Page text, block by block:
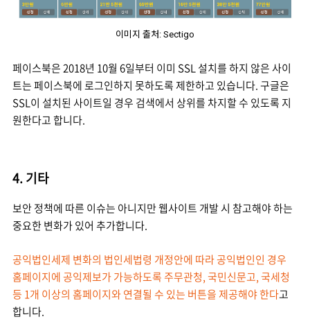
이미지 출처: Sectigo
페이스북은 2018년 10월 6일부터 이미 SSL 설치를 하지 않은 사이
트는 페이스북에 로그인하지 못하도록 제한하고 있습니다. 구글은
SSL이 설치된 사이트일 경우 검색에서 상위를 차지할 수 있도록 지
원한다고 합니다.
4. 기타
보안 정책에 따른 이슈는 아니지만 웹사이트 개발 시 참고해야 하는
중요한 변화가 있어 추가합니다.
공익법인세제 변화의 법인세법령 개정안에 따라 공익법인인 경우
홈페이지에 공익제보가 가능하도록 주무관청, 국민신문고, 국세청
등 1개 이상의 홈페이지와 연결될 수 있는 버튼을 제공해야 한다고
합니다.